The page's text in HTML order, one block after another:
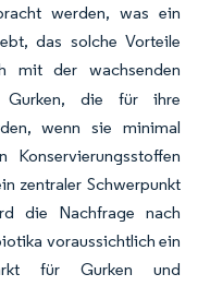
werden, was ein
das solche Vorteile
mit der wachsenden
Gurken, die für ihre
wenn sie minimal
zentraler Schwerpunkt
die Nachfrage nach
voraussichtlich ein
für Gurken und